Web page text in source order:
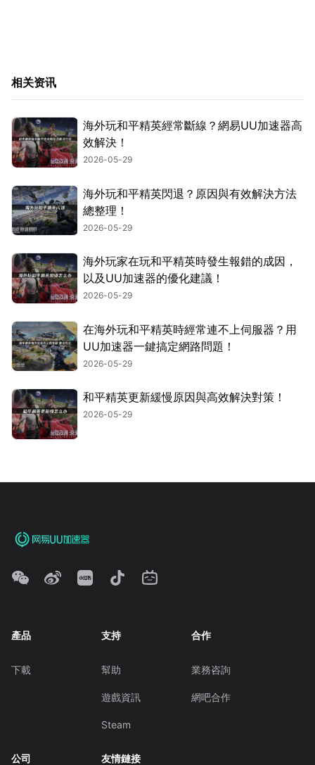
相关资讯
海外玩和平精英經常斷線？網易UU加速器高
效解決！
2026-05-29
海外玩和平精英閃退？原因與有效解決方法
總整理！
2026-05-29
海外玩家在玩和平精英時發生報錯的成因，
以及UU加速器的優化建議！
2026-05-29
在海外玩和平精英時經常連不上伺服器？用
UU加速器一鍵搞定網路問題！
2026-05-29
和平精英更新緩慢原因與高效解決對策！
2026-05-29
產品
下載
支持
幫助
遊戲資訊
Steam
合作
業務咨詢
網吧合作
公司 友情鏈接